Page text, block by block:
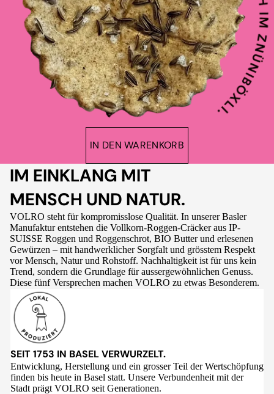
IN DEN WARENKORB
IM EINKLANG MIT
MENSCH UND NATUR.
VOLRO steht für kompromisslose Qualität. In unserer Basler
Manufaktur entstehen die Vollkorn-Roggen-Cräcker aus IP-
SUISSE Roggen und Roggenschrot, BIO Butter und erlesenen
Gewürzen – mit handwerklicher Sorgfalt und grösstem Respekt
vor Mensch, Natur und Rohstoff. Nachhaltigkeit ist für uns kein
Trend, sondern die Grundlage für aussergewöhnlichen Genuss.
Diese fünf Versprechen machen VOLRO zu etwas Besonderem.
SEIT 1753 IN BASEL VERWURZELT.
Entwicklung, Herstellung und ein grosser Teil der Wertschöpfung
finden bis heute in Basel statt. Unsere Verbundenheit mit der
Stadt prägt VOLRO seit Generationen.